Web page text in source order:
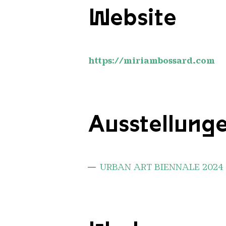
Website
https://miriambossard.com
URBAN ART BIENNALE 2024